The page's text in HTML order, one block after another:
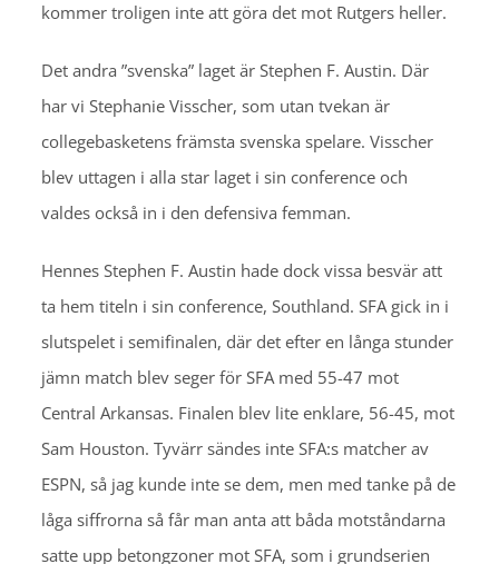
kommer troligen inte att göra det mot Rutgers heller.
Det andra ”svenska” laget är Stephen F. Austin. Där
har vi Stephanie Visscher, som utan tvekan är
collegebasketens främsta svenska spelare. Visscher
blev uttagen i alla star laget i sin conference och
valdes också in i den defensiva femman.
Hennes Stephen F. Austin hade dock vissa besvär att
ta hem titeln i sin conference, Southland. SFA gick in i
slutspelet i semifinalen, där det efter en långa stunder
jämn match blev seger för SFA med 55-47 mot
Central Arkansas. Finalen blev lite enklare, 56-45, mot
Sam Houston. Tyvärr sändes inte SFA:s matcher av
ESPN, så jag kunde inte se dem, men med tanke på de
låga siffrorna så får man anta att båda motståndarna
satte upp betongzoner mot SFA, som i grundserien